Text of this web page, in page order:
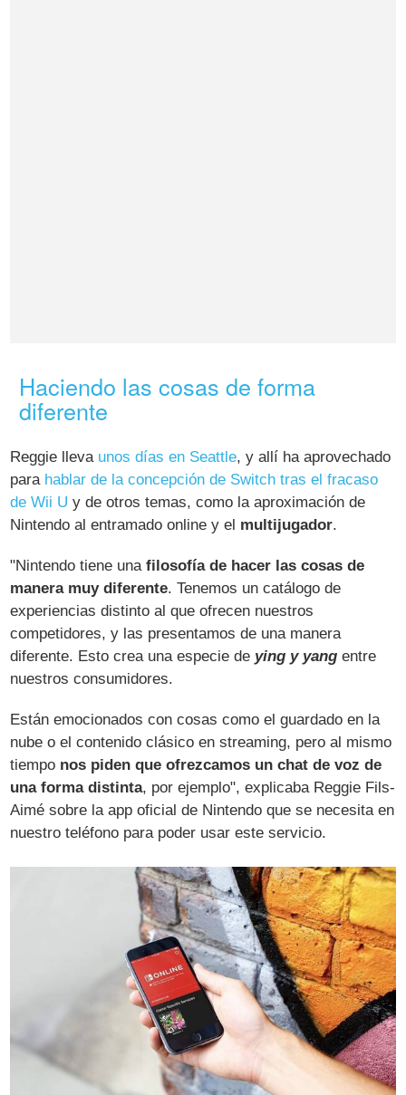
Haciendo las cosas de forma
diferente
Reggie lleva unos días en Seattle, y allí ha aprovechado
para hablar de la concepción de Switch tras el fracaso
de Wii U y de otros temas, como la aproximación de
Nintendo al entramado online y el multijugador.
"Nintendo tiene unafilosofía de hacer las cosas de
manera muy diferente. Tenemos un catálogo de
experiencias distinto al que ofrecen nuestros
competidores, y las presentamos de una manera
diferente. Esto crea una especie de ying y yang entre
nuestros consumidores.
Están emocionados con cosas como el guardado en la
nube o el contenido clásico en streaming, pero al mismo
tiempo nos piden que ofrezcamos un chat de voz de
una forma distinta, por ejemplo", explicaba Reggie Fils-
Aimé sobre la app oficial de Nintendo que se necesita en
nuestro teléfono para poder usar este servicio.